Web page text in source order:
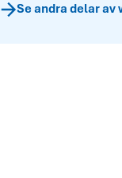
Se andra delar av